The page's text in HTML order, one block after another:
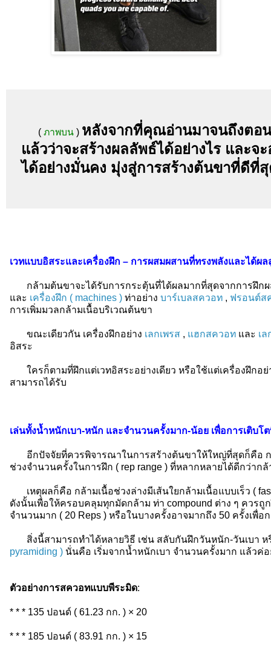
( ภาพบน ) หลังจากที่คุณอ่านมาจนถึงตอ
แล้วว่าจะสร้างผลลัพธ์ได้อย่างไร และ
ได้อย่างมั่นคง มุ่งสู่การสร้างต้นขาที่ดีที่
เวทแบบอิสระและเครื่องฝึก – การผสมผสานที่ทรงพลังและได้ผล
กล้ามต้นขาจะได้รับการกระตุ้นที่ได้ผลมากที่สุดจากการฝึก
และ เครื่องฝึก ( machines ) ท่าอย่าง บาร์เบลสควอท , ฟรอนต์ส
การเพิ่มมวลกล้ามเนื้อบริเวณต้นขา
ขณะเดียวกัน เครื่องฝึกอย่าง เลกเพรส , แฮกสควอท และ เ
อิสระ
ใครก็ตามที่ฝึกแต่เวทอิสระอย่างเดียว หรือใช้แต่เครื่องฝึกอย่
สามารถได้รับ
เล่นทั้งน้ำหนักเบา-หนัก และจำนวนครั้งมาก-น้อย เพื่อการเติบโต
อีกปัจจัยที่ควรพิจารณาในการสร้างต้นขาให้ใหญ่ที่สุดก็คือ ก
ช่วงจำนวนครั้งในการฝึก ( rep range ) ที่หลากหลายได้ดีกว่าก
เหตุผลก็คือ กล้ามเนื้อช่วงล่างมีเส้นใยกล้ามเนื้อแบบเร็ว (
ดังนั้นเพื่อให้ครอบคลุมทุกมัดกล้าม ท่า compound ต่าง ๆ ควรถู
จำนวนมาก ( 20 Reps ) หรือในบางครั้งอาจมากถึง 50 ครั้งเพื่อ
สิ่งนี้สามารถทำได้หลายวิธี เช่น สลับกันฝึกวันหนัก-วันเบา ห
pyramiding ) นั่นคือ เริ่มจากน้ำหนักเบา จำนวนครั้งมาก แล้วค่
ตัวอย่างการสควอทแบบพีระมิด:
* * * 135 ปอนด์ ( 61.23 กก. ) × 20
* * * 185 ปอนด์ ( 83.91 กก. ) × 15